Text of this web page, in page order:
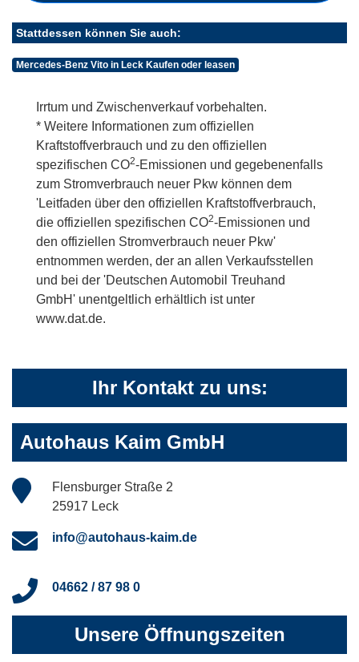
Stattdessen können Sie auch:
Mercedes-Benz Vito in Leck Kaufen oder leasen
Irrtum und Zwischenverkauf vorbehalten.
* Weitere Informationen zum offiziellen
Kraftstoffverbrauch und zu den offiziellen
spezifischen CO2-Emissionen und gegebenenfalls
zum Stromverbrauch neuer Pkw können dem
'Leitfaden über den offiziellen Kraftstoffverbrauch,
die offiziellen spezifischen CO2-Emissionen und
den offiziellen Stromverbrauch neuer Pkw'
entnommen werden, der an allen Verkaufsstellen
und bei der 'Deutschen Automobil Treuhand
GmbH' unentgeltlich erhältlich ist unter
www.dat.de.
Ihr Kontakt zu uns:
Autohaus Kaim GmbH
Flensburger Straße 2
25917 Leck
info@autohaus-kaim.de
04662 / 87 98 0
Unsere Öffnungszeiten